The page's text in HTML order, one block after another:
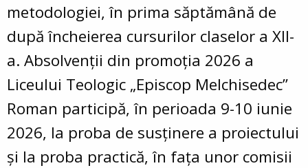
metodologiei, în prima săptămână de
după încheierea cursurilor claselor a XII-
a. Absolvenții din promoția 2026 a
Liceului Teologic „Episcop Melchisedec”
Roman participă, în perioada 9-10 iunie
2026, la proba de susținere a proiectului
și la proba practică, în fața unor comisii